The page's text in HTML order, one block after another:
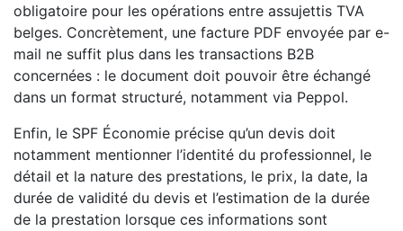
obligatoire pour les opérations entre assujettis TVA
belges. Concrètement, une facture PDF envoyée par e-
mail ne suffit plus dans les transactions B2B
concernées : le document doit pouvoir être échangé
dans un format structuré, notamment via Peppol.
Enfin, le SPF Économie précise qu’un devis doit
notamment mentionner l’identité du professionnel, le
détail et la nature des prestations, le prix, la date, la
durée de validité du devis et l’estimation de la durée
de la prestation lorsque ces informations sont